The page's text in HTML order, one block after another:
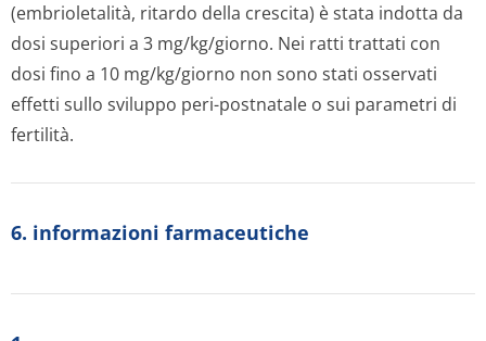
(embrioletalità, ritardo della crescita) è stata indotta da
dosi superiori a 3 mg/kg/giorno. Nei ratti trattati con
dosi fino a 10 mg/kg/giorno non sono stati osservati
effetti sullo sviluppo peri-postnatale o sui parametri di
fertilità.
6. informazioni farmaceutiche